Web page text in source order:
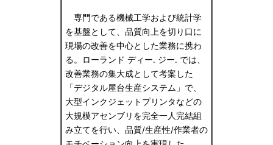
専門である機械工学および統計学
を基盤として、品質向上を切り口に
現場の改善を中心とした業務に携わ
る。ローランド ディー. ジー. では、
改善業務の集大成として考案した
「デジタル屋台生産システム」で、
大型インクジェットプリンタなどの
大規模アセンブリを完全一人完結組
み立てを行い、品質/生産性/作業者の